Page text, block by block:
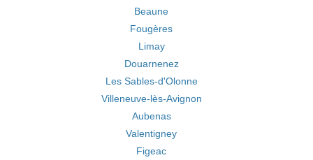
Beaune
Fougères
Limay
Douarnenez
Les Sables-d'Olonne
Villeneuve-lès-Avignon
Aubenas
Valentigney
Figeac